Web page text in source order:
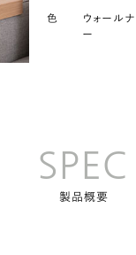
色
ウォール
ー
SPEC
製品概要